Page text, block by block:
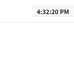
4:32:21 PM